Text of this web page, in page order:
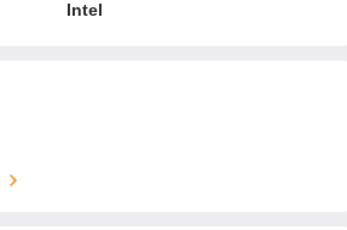
Intel